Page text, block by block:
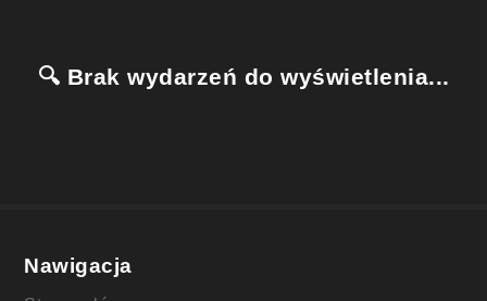
🔍 Brak wydarzeń do wyświetlenia...
Nawigacja